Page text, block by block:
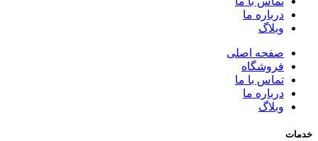
درباره ما
وبلاگ
صفحه اصلی
فروشگاه
تماس با ما
درباره ما
وبلاگ
خدمات